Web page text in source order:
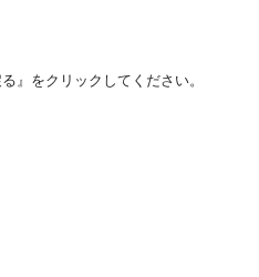
』をクリックしてください。